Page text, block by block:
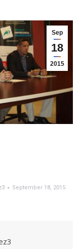
Sep
18
2015
September 18, 2015